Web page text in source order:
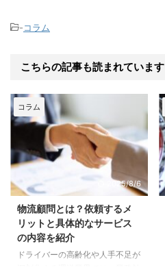
-コラム
こちらの記事も読まれています
コラム
2025/8/6
物流顧問とは？依頼するメ
リットと具体的なサービス
の内容を紹介
ドライバーの高齢化や人手不足が